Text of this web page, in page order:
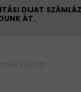
DIJAT
ÁT.